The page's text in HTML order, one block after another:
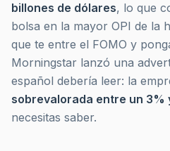
billones de dólares, lo que
bolsa en la mayor OPI de la
que te entre el FOMO y
Morningstar lanzó una
español debería leer: la
sobrevalorada entre un 3%
necesitas saber.